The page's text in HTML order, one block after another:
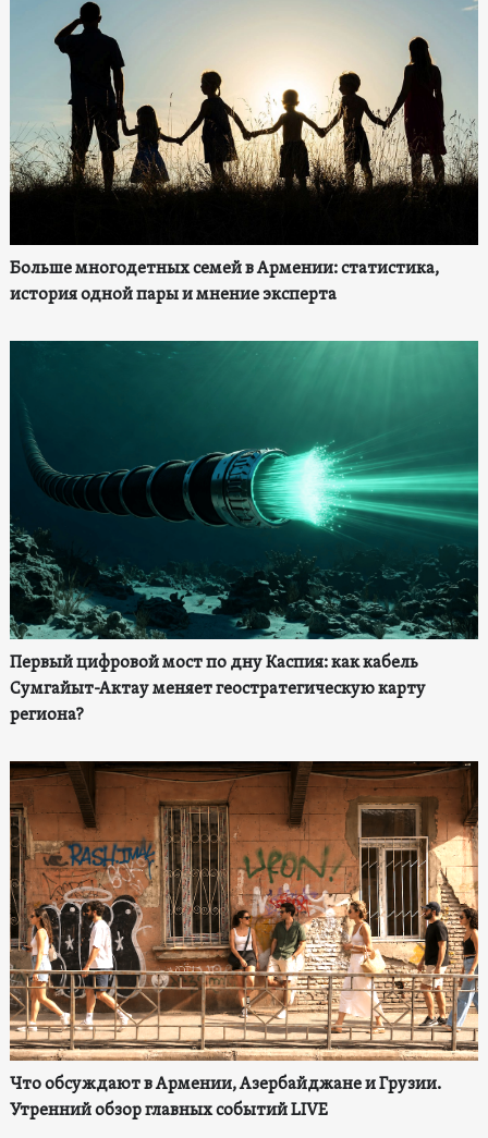
Больше многодетных семей в Армении: статистика,
история одной пары и мнение эксперта
Первый цифровой мост по дну Каспия: как кабель
Сумгайыт-Актау меняет геостратегическую карту
региона?
Что обсуждают в Армении, Азербайджане и Грузии.
Утренний обзор главных событий LIVE